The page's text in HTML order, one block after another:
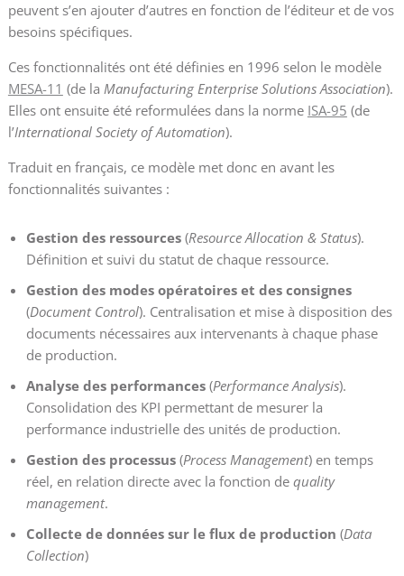
peuvent s’en ajouter d’autres en fonction de l’éditeur et de vos
besoins spécifiques.
Ces fonctionnalités ont été définies en 1996 selon le modèle
MESA-11 (de la Manufacturing Enterprise Solutions Association).
Elles ont ensuite été reformulées dans la norme ISA-95 (de
l’International Society of Automation).
Traduit en français, ce modèle met donc en avant les
fonctionnalités suivantes :
Gestion des ressources(Resource Allocation & Status).
Définition et suivi du statut de chaque ressource.
Gestion des modes opératoires et des consignes
(Document Control). Centralisation et mise à disposition des
documents nécessaires aux intervenants à chaque phase
de production.
Analyse des performances(Performance Analysis).
Consolidation des KPI permettant de mesurer la
performance industrielle des unités de production.
Gestion des processus(Process Management) en temps
réel, en relation directe avec la fonction de quality
management.
Collecte de données sur le flux de production (Data
Collection)